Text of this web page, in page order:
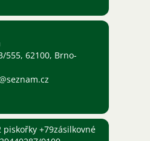
555, 62100, Brno-
piskořky +79zásilkovné